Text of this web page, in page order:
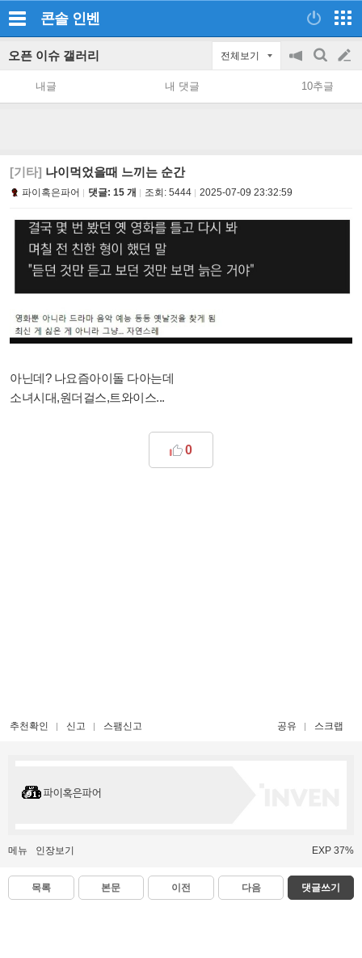
콘솔 인벤
오픈 이슈 갤러리 전체보기
공
지
on/off
검
색
글
쓰
내글 내 댓글 10추글
[기타] 나이먹었을때 느끼는 순간
파이혹은파어 댓글: 15 개 조회: 5444 2025-07-09 23:32:59
아닌데? 나요즘아이돌 다아는데
소녀시대,원더걸스,트와이스...
0
추천확인 신고 스팸신고 공유 스크랩
파이혹은파어
메뉴 인장보기 EXP 37%
목록 본문 이전 다음 댓글쓰기